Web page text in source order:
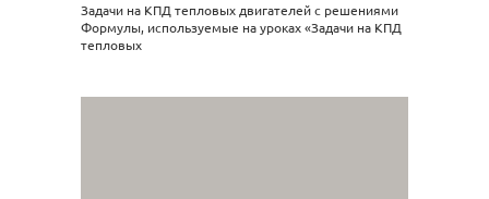
Задачи на КПД тепловых двигателей с решениями
Формулы, используемые на уроках «Задачи на КПД
тепловых